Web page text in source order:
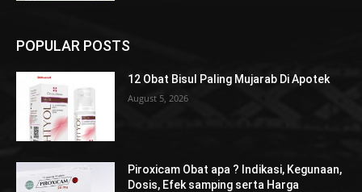
POPULAR POSTS
12 Obat Bisul Paling Mujarab Di Apotek
August 5, 2026
Piroxicam Obat apa ? Indikasi, Kegunaan,
Dosis, Efek samping serta Harga